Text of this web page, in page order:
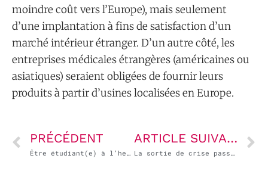
moindre coût vers l’Europe), mais seulement
d’une implantation à fins de satisfaction d’un
marché intérieur étranger. D’un autre côté, les
entreprises médicales étrangères (américaines ou
asiatiques) seraient obligées de fournir leurs
produits à partir d’usines localisées en Europe.
PRÉCÉDENT
Être étudiant(e) à l’heure du Covid-19
ARTICLE SUIVANT
La sortie de crise passe (aussi) par la sortie de la 5ème